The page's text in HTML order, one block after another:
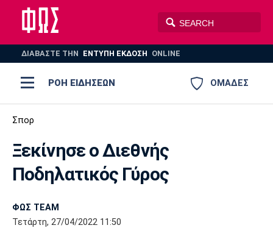
ΔΙΑΒΑΣΤΕ THN ΕΝΤΥΠΗ ΕΚΔΟΣΗ ONLINE
ΟΜΑΔΕΣ
ΡΟΗ ΕΙΔΗΣΕΩΝ
ΒΟΛΕΪ
AUTO-MOTO
Ποδόσφαιρο
Super League 1
Super League 2
Γ Εθνική
Μπάσκετ
Ελλάδα
Εθνική
Ολυμπιακοί Αγώνες
Βόλεϊ
Ολυμπιακός ΑΕΚ
Σπορ
Ξεκίνησε ο Διεθνής
Ποδηλατικός Γύρος
ΦΩΣ TEAM
Τετάρτη, 27/04/2022 11:50